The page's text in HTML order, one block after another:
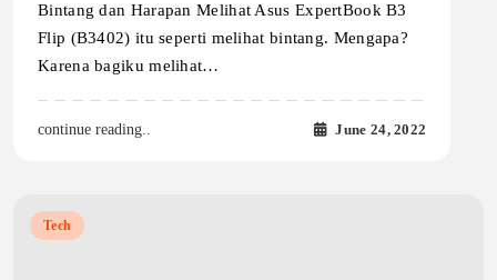
Bintang dan Harapan Melihat Asus ExpertBook B3
Flip (B3402) itu seperti melihat bintang. Mengapa?
Karena bagiku melihat…
continue reading.. June 24, 2022
Tech